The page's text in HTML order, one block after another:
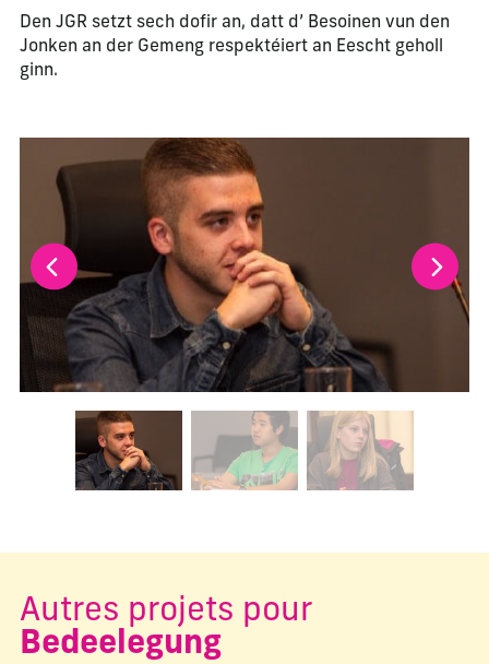
Den JGR setzt sech dofir an, datt d’ Besoinen vun den
Jonken an der Gemeng respektéiert an Eescht geholl
ginn.
La modification de la diapositive actuelle de ce
Changer la diapositive actuelle de ce carrousel
Autres projets pour
Bedeelegung